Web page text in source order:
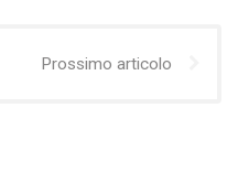
Prossimo articolo